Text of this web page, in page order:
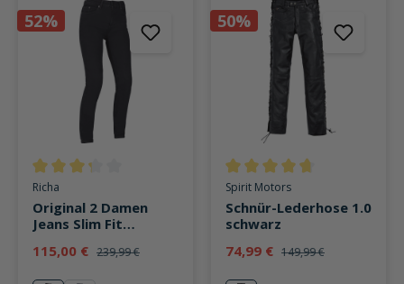
52%
Durchschnittliche Bewertung von 3.3 von 5 Sternen
Richa
Original 2 Damen
Jeans Slim Fit
115,00 € 239,99 €
50%
Durchschnittliche Bewertung
Spirit Motors
Schnür-Lederhose 1.0
schwarz
74,99 € 149,99 €